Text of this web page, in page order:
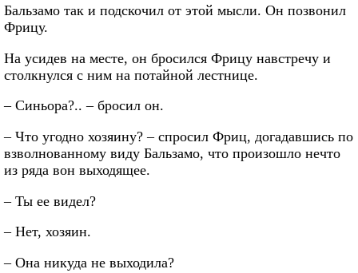
Бальзамо так и подскочил от этой мысли. Он позвонил
Фрицу.
На усидев на месте, он бросился Фрицу навстречу и
столкнулся с ним на потайной лестнице.
– Синьора?.. – бросил он.
– Что угодно хозяину? – спросил Фриц, догадавшись по
взволнованному виду Бальзамо, что произошло нечто
из ряда вон выходящее.
– Ты ее видел?
– Нет, хозяин.
– Она никуда не выходила?